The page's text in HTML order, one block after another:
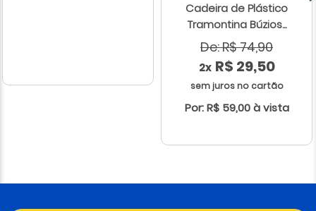
Cadeira de Plástico
Tramontina Búzios...
De: R$ 74,90
2x R$ 29,50
sem juros no cartão
Por: R$ 59,00 à vista